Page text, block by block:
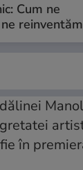
Cum ne
reinventăm